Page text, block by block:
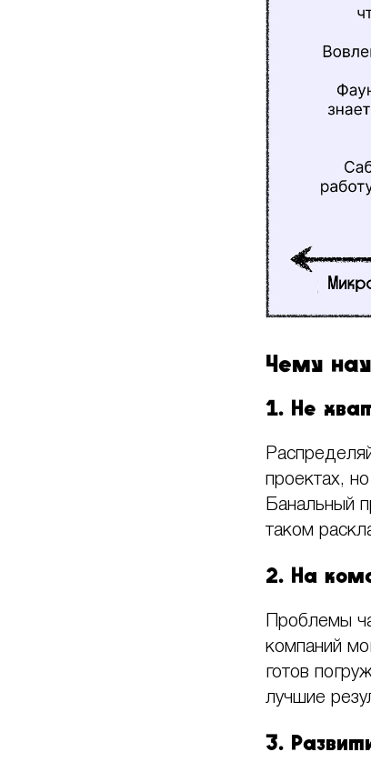
Чему
1. Не
проектах,
Банальный
таком
2. На
Проблемы
компаний
готов
лучшие
3.